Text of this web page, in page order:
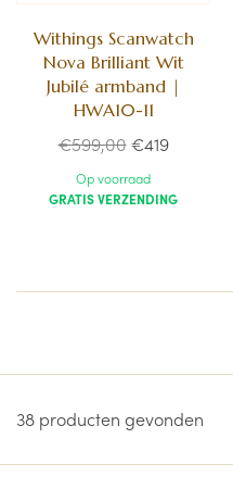
Withings Scanwatch
Nova Brilliant Wit
Jubilé armband |
HWA10-11
Normale
prijs
€599,00€419
Op voorraad
GRATIS VERZENDING
38 producten gevonden